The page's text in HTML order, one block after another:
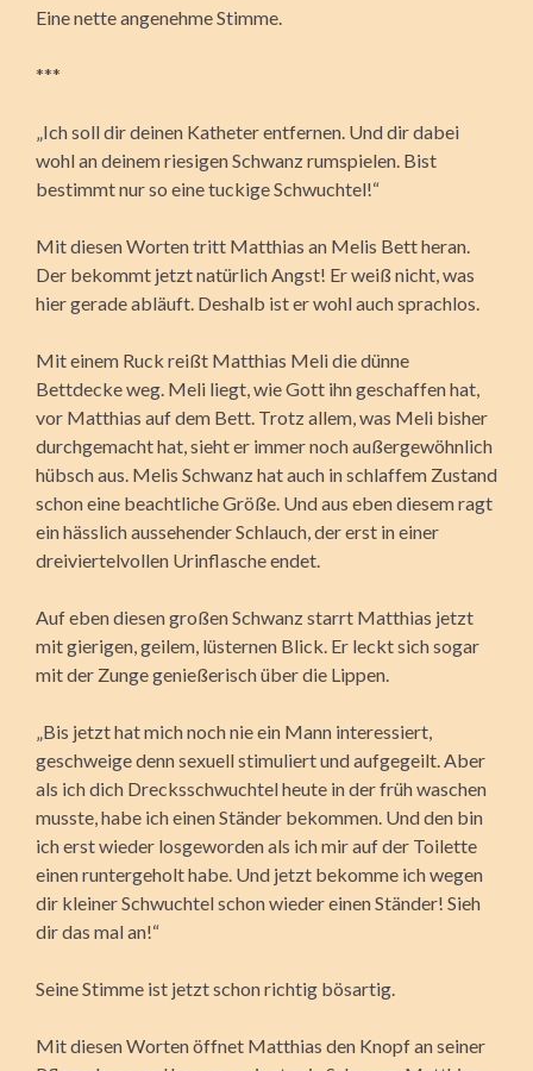
Eine nette angenehme Stimme.
***
„Ich soll dir deinen Katheter entfernen. Und dir dabei
wohl an deinem riesigen Schwanz rumspielen. Bist
bestimmt nur so eine tuckige Schwuchtel!“
Mit diesen Worten tritt Matthias an Melis Bett heran.
Der bekommt jetzt natürlich Angst! Er weiß nicht, was
hier gerade abläuft. Deshalb ist er wohl auch sprachlos.
Mit einem Ruck reißt Matthias Meli die dünne
Bettdecke weg. Meli liegt, wie Gott ihn geschaffen hat,
vor Matthias auf dem Bett. Trotz allem, was Meli bisher
durchgemacht hat, sieht er immer noch außergewöhnlich
hübsch aus. Melis Schwanz hat auch in schlaffem Zustand
schon eine beachtliche Größe. Und aus eben diesem ragt
ein hässlich aussehender Schlauch, der erst in einer
dreiviertelvollen Urinflasche endet.
Auf eben diesen großen Schwanz starrt Matthias jetzt
mit gierigen, geilem, lüsternen Blick. Er leckt sich sogar
mit der Zunge genießerisch über die Lippen.
„Bis jetzt hat mich noch nie ein Mann interessiert,
geschweige denn sexuell stimuliert und aufgegeilt. Aber
als ich dich Drecksschwuchtel heute in der früh waschen
musste, habe ich einen Ständer bekommen. Und den bin
ich erst wieder losgeworden als ich mir auf der Toilette
einen runtergeholt habe. Und jetzt bekomme ich wegen
dir kleiner Schwuchtel schon wieder einen Ständer! Sieh
dir das mal an!“
Seine Stimme ist jetzt schon richtig bösartig.
Mit diesen Worten öffnet Matthias den Knopf an seiner